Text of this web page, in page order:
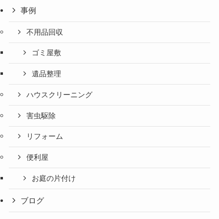
事例
不用品回収
ゴミ屋敷
遺品整理
ハウスクリーニング
害虫駆除
リフォーム
便利屋
お庭の片付け
ブログ